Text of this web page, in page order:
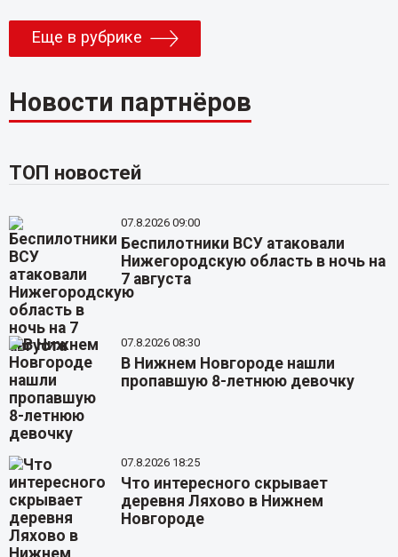
Еще в рубрике
Новости партнёров
ТОП новостей
07.8.2026 09:00
Беспилотники ВСУ атаковали
Нижегородскую область в ночь на
7 августа
07.8.2026 08:30
В Нижнем Новгороде нашли
пропавшую 8-летнюю девочку
07.8.2026 18:25
Что интересного скрывает
деревня Ляхово в Нижнем
Новгороде